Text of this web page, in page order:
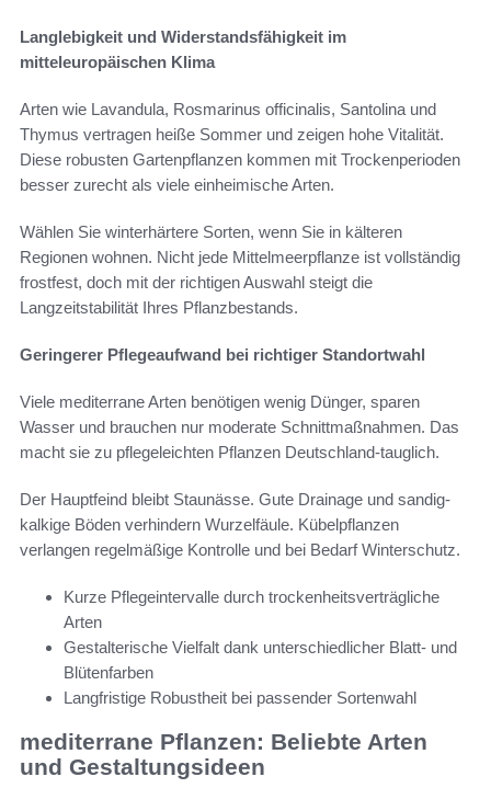
Langlebigkeit und Widerstandsfähigkeit im
mitteleuropäischen Klima
Arten wie Lavandula, Rosmarinus officinalis, Santolina und
Thymus vertragen heiße Sommer und zeigen hohe Vitalität.
Diese robusten Gartenpflanzen kommen mit Trockenperioden
besser zurecht als viele einheimische Arten.
Wählen Sie winterhärtere Sorten, wenn Sie in kälteren
Regionen wohnen. Nicht jede Mittelmeerpflanze ist vollständig
frostfest, doch mit der richtigen Auswahl steigt die
Langzeitstabilität Ihres Pflanzbestands.
Geringerer Pflegeaufwand bei richtiger Standortwahl
Viele mediterrane Arten benötigen wenig Dünger, sparen
Wasser und brauchen nur moderate Schnittmaßnahmen. Das
macht sie zu pflegeleichten Pflanzen Deutschland-tauglich.
Der Hauptfeind bleibt Staunässe. Gute Drainage und sandig-
kalkige Böden verhindern Wurzelfäule. Kübelpflanzen
verlangen regelmäßige Kontrolle und bei Bedarf Winterschutz.
Kurze Pflegeintervalle durch trockenheitsverträgliche
Arten
Gestalterische Vielfalt dank unterschiedlicher Blatt- und
Blütenfarben
Langfristige Robustheit bei passender Sortenwahl
mediterrane Pflanzen: Beliebte Arten
und Gestaltungsideen